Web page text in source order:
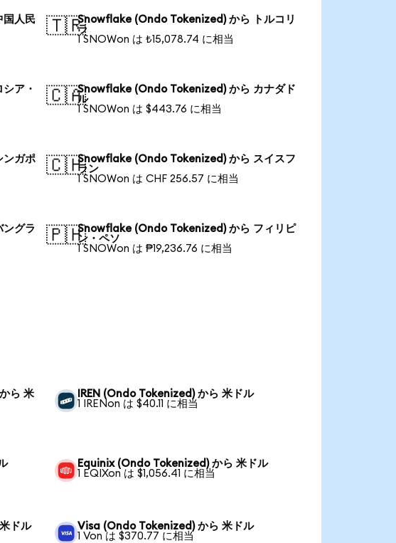
人民
🇹🇷Snowflake (Ondo Tokenized) から トルコリ
ラ
1 SNOWon は ₺15,078.74 に相当
ア・
🇨🇦Snowflake (Ondo Tokenized) から カナダド
ル
1 SNOWon は $443.76 に相当
ガポ
🇨🇭Snowflake (Ondo Tokenized) から スイスフ
ラン
1 SNOWon は CHF 256.57 に相当
グラ
🇵🇭Snowflake (Ondo Tokenized) から フィリピ
ン・ペソ
1 SNOWon は ₱19,236.76 に相当
ら 米
IREN (Ondo Tokenized) から 米ドル
1 IRENon は $40.11 に相当
Equinix (Ondo Tokenized) から 米ドル
1 EQIXon は $1,056.41 に相当
ドル
Visa (Ondo Tokenized) から 米ドル
1 Von は $370.77 に相当